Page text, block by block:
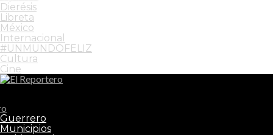
Dierésis
Libreta
México
Internacional
#UNMUNDOFELIZ
Cultura
Cine
El Reportero
Guerrero
Municipios